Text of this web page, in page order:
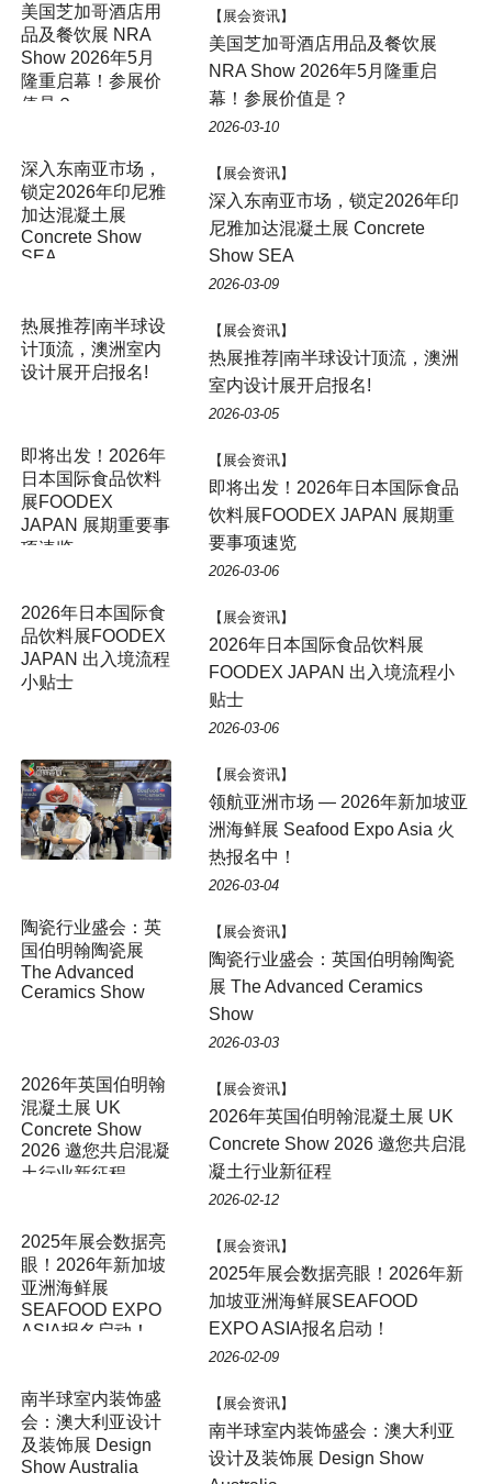
美国芝加哥酒店用
品及餐饮展 NRA
Show 2026年5月
隆重启幕！参展价
值是？
【展会资讯】
美国芝加哥酒店用品及餐饮展
NRA Show 2026年5月隆重启
幕！参展价值是？
2026-03-10
深入东南亚市场，
锁定2026年印尼雅
加达混凝土展
Concrete Show
SEA
【展会资讯】
深入东南亚市场，锁定2026年印
尼雅加达混凝土展 Concrete
Show SEA
2026-03-09
热展推荐|南半球设
计顶流，澳洲室内
设计展开启报名!
【展会资讯】
热展推荐|南半球设计顶流，澳洲
室内设计展开启报名!
2026-03-05
即将出发！2026年
日本国际食品饮料
展FOODEX
JAPAN 展期重要事
项速览
【展会资讯】
即将出发！2026年日本国际食品
饮料展FOODEX JAPAN 展期重
要事项速览
2026-03-06
2026年日本国际食
品饮料展FOODEX
JAPAN 出入境流程
小贴士
【展会资讯】
2026年日本国际食品饮料展
FOODEX JAPAN 出入境流程小
贴士
2026-03-06
【展会资讯】
领航亚洲市场 — 2026年新加坡亚
洲海鲜展 Seafood Expo Asia 火
热报名中！
2026-03-04
陶瓷行业盛会：英
国伯明翰陶瓷展
The Advanced
Ceramics Show
【展会资讯】
陶瓷行业盛会：英国伯明翰陶瓷
展 The Advanced Ceramics
Show
2026-03-03
【展会资讯】
2026年英国伯明翰混凝土展 UK
Concrete Show 2026 邀您共启混
凝土行业新征程
2026-02-12
2025年展会数据亮
眼！2026年新加坡
亚洲海鲜展
SEAFOOD EXPO
ASIA报名启动！
【展会资讯】
2025年展会数据亮眼！2026年新
加坡亚洲海鲜展SEAFOOD
EXPO ASIA报名启动！
2026-02-09
南半球室内装饰盛
会：澳大利亚设计
及装饰展 Design
Show Australia
【展会资讯】
南半球室内装饰盛会：澳大利亚
设计及装饰展 Design Show